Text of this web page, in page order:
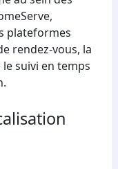
plateformes
rendez-vous, la
suivi en temps